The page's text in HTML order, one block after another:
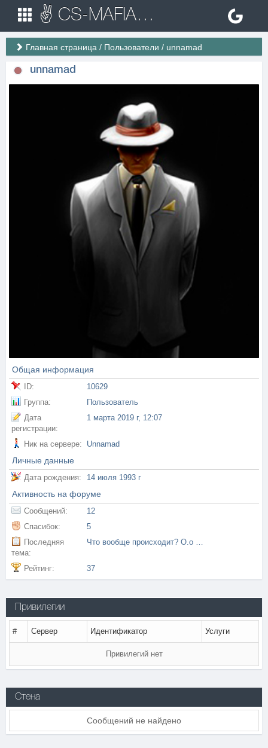
✌ CS-MAFIA.RU ✌ Игровые сервера Counter Strike 1.6
Главная страница / Пользователи / unnamad
unnamad
Общая информация
ID:
10629
Группа:
Пользователь
Дата
регистрации:
1 марта 2019 г, 12:07
Ник на сервере: Unnamad
Личные данные
Дата рождения: 14 июля 1993 г
Активность на форуме
Сообщений:
12
Спасибок:
5
Последняя
тема:
Что вообще происходит? О.о Кто эти люди
Рейтинг: 37
Привилегии
# Сервер Идентификатор Услуги
Привилегий нет
Стена
Сообщений не найдено